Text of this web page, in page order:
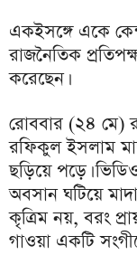
একইসঙ্গে একে
রাজনৈতিক
করেছেন।
রোববার (২৪ মে)
রফিকুল ইসলাম
ছড়িয়ে পড়ে।
অবসান ঘটিয়ে
কৃত্রিম নয়, বরং
গাওয়া একটি